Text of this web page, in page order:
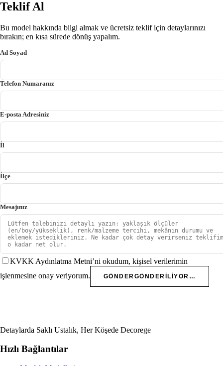
Teklif Al
Bu model hakkında bilgi almak ve ücretsiz teklif için detaylarınızı
bırakın; en kısa sürede dönüş yapalım.
Ad Soyad
Telefon Numaranız
E-posta Adresiniz
İl
İlçe
Mesajınız
KVKK Aydınlatma Metni’ni okudum, kişisel verilerimin
işlenmesine onay veriyorum.
GÖNDER GÖNDERILIYOR…
Detaylarda Saklı Ustalık, Her Köşede Decorege
Hızlı Bağlantılar